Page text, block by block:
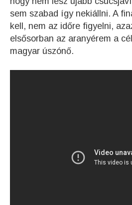
sem szabad így nekiállni. A
kell, nem az időre figyelni,
elsősorban az aranyérem a
magyar úszónő.